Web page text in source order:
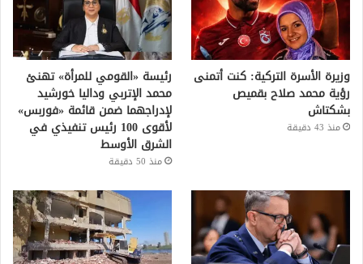
وزيرة الأسرة التركية: كنت أتمنى
رؤية محمد صلاح بقميص
بشكتاش
منذ 43 دقيقة
رئيسة «القومي للمرأة» تهنئ
محمد الإتربي وداليا خورشيد
لإدراجهما ضمن قائمة «فوربس»
لأقوى 100 رئيس تنفيذي في
الشرق الأوسط
منذ 50 دقيقة